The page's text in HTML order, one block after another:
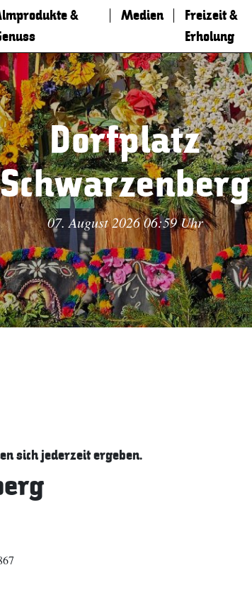
&
Medien
Freizeit &
Erholung
Dorfplatz
Schwarzenberg
07. August 2026 06:59 Uhr
sich jederzeit ergeben.